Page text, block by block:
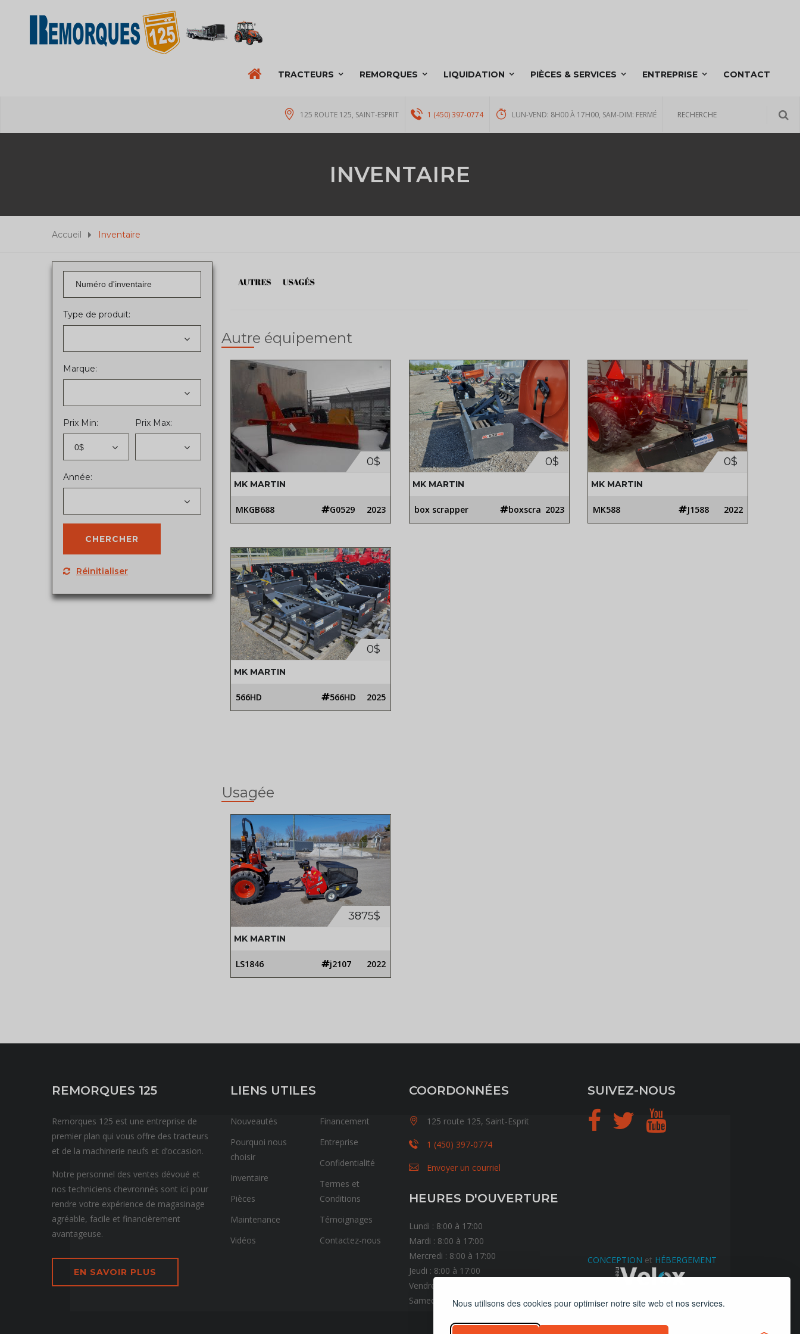
Nous utilisons des cookies pour optimiser notre site web et nos services.
TRACTEURS REMORQUES LIQUIDATION PIÈCES & SERVICES ENTREPRISE CONTACT
125 ROUTE 125, SAINT-ESPRIT 1 (450) 397-0774 LUN-VEND: 8H00 À 17H00, SAM-DIM: FERMÉ
INVENTAIRE
Accueil Inventaire
Type de produit:
Marque:
Prix Min:
0$
Prix Max:
Année:
Réinitialiser
Autre équipement
0$
MK MARTIN
MKGB688 G0529 2023
0$
MK MARTIN
box scrapper boxscra 2023
0$
MK MARTIN
MK588 J1588 2022
0$
MK MARTIN
566HD 566HD 2025
Usagée
3875$
MK MARTIN
LS1846 j2107 2022
REMORQUES 125
Remorques 125 est une entreprise de
premier plan qui vous offre des tracteurs
et de la machinerie neufs et d’occasion.
Notre personnel des ventes dévoué et
nos techniciens chevronnés sont ici pour
rendre votre expérience de magasinage
agréable, facile et financièrement
avantageuse.
EN SAVOIR PLUS
LIENS UTILES
Nouveautés
Pourquoi nous
choisir
Inventaire
Pièces
Maintenance
Vidéos
Financement
Entreprise
Confidentialité
Termes et
Conditions
Témoignages
Contactez-nous
COORDONNÉES
125 route 125, Saint-Esprit
1 (450) 397-0774
Envoyer un courriel
HEURES D'OUVERTURE
Lundi : 8:00 à 17:00
Mardi : 8:00 à 17:00
Mercredi : 8:00 à 17:00
Jeudi : 8:00 à 17:00
Vendredi : 8:00 à 17:00
Samedi : Fermé
SUIVEZ-NOUS
CONCEPTION et HÉBERGEMENT